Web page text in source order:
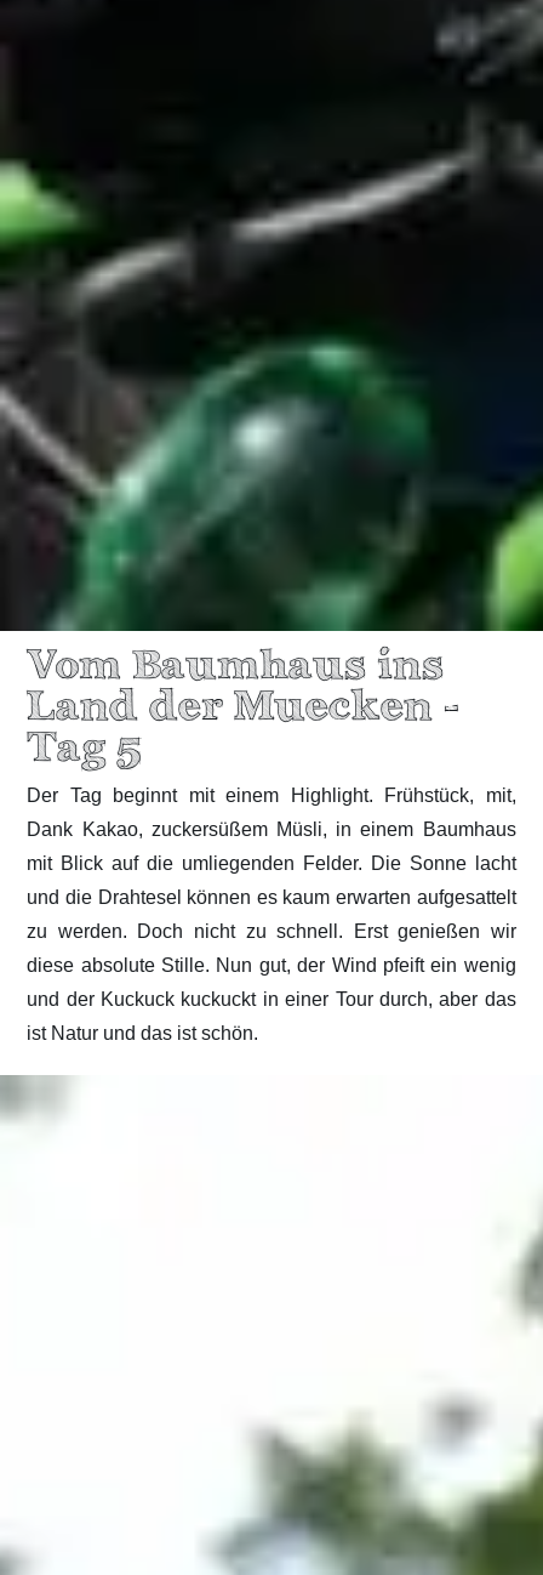
Vom Baumhaus ins
Land der Muecken -
Tag 5
Der Tag beginnt mit einem Highlight. Frühstück, mit,
Dank Kakao, zuckersüßem Müsli, in einem Baumhaus
mit Blick auf die umliegenden Felder. Die Sonne lacht
und die Drahtesel können es kaum erwarten aufgesattelt
zu werden. Doch nicht zu schnell. Erst genießen wir
diese absolute Stille. Nun gut, der Wind pfeift ein wenig
und der Kuckuck kuckuckt in einer Tour durch, aber das
ist Natur und das ist schön.